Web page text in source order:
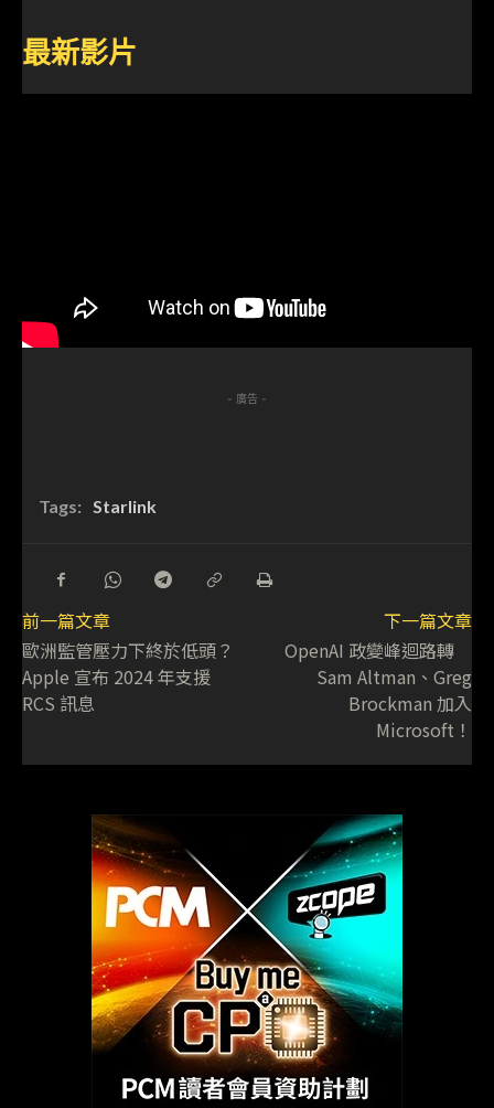
最新影片
- 廣告 -
Tags: Starlink
前一篇文章
歐洲監管壓力下終於低頭？
Apple 宣布 2024 年支援
RCS 訊息
下一篇文章
OpenAI 政變峰迴路轉
Sam Altman、Greg
Brockman 加入
Microsoft！